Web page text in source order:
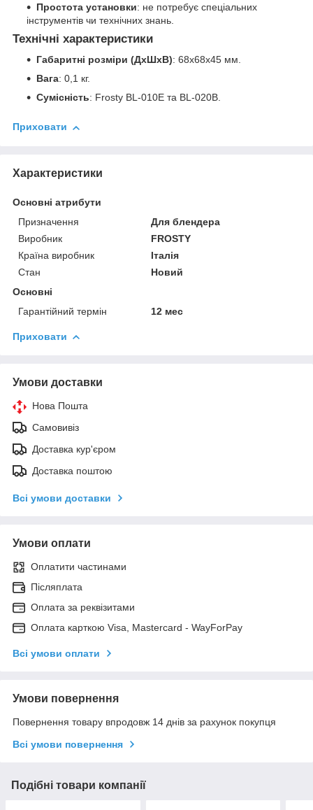
Простота установки: не потребує спеціальних
інструментів чи технічних знань.
Технічні характеристики
Габаритні розміри (ДхШхВ): 68x68x45 мм.
Вага: 0,1 кг.
Сумісність: Frosty BL-010E та BL-020B.
Приховати
Характеристики
Основні атрибути
Призначення
Для блендера
Виробник
FROSTY
Країна виробник
Італія
Стан
Новий
Основні
Гарантійний термін
12 мес
Приховати
Умови доставки
Нова Пошта
Самовивіз
Доставка кур'єром
Доставка поштою
Всі умови доставки
Умови оплати
Оплатити частинами
Післяплата
Оплата за реквізитами
Оплата карткою Visa, Mastercard - WayForPay
Всі умови оплати
Умови повернення
Повернення товару впродовж 14 днів за рахунок покупця
Всі умови повернення
Подібні товари компанії